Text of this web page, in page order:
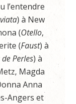
l’entendre
) à New
(Otello,
(Faust) à
Perles) à
Magda
Anna
Angers et